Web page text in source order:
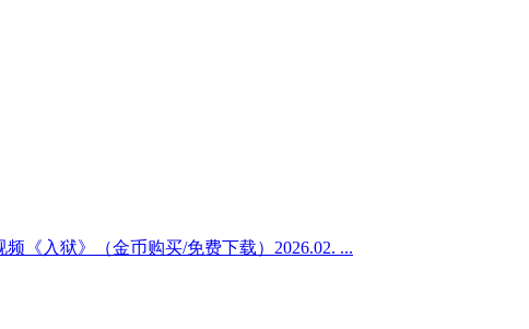
频《入狱》（金币购买/免费下载）2026.02. ...